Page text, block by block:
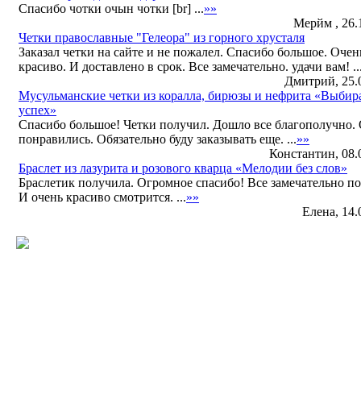
Спасибо чотки очын чотки [br] ...»»
Мерйм ,
Четки православные "Гелеора" из горного хрусталя
Заказал четки на сайте и не пожалел. Спасибо большое.
красиво. И доставлено в срок. Все замечательно. удачи вам!
Дмитрий,
Мусульманские четки из коралла, бирюзы и нефрита
успех»
Спасибо большое! Четки получил. Дошло все благополучно.
понравились. Обязательно буду заказывать еще. ...»»
Константин,
Браслет из лазурита и розового кварца «Мелодии без слов»
Браслетик получила. Огромное спасибо! Все замечательно
И очень красиво смотрится. ...»»
Елена,